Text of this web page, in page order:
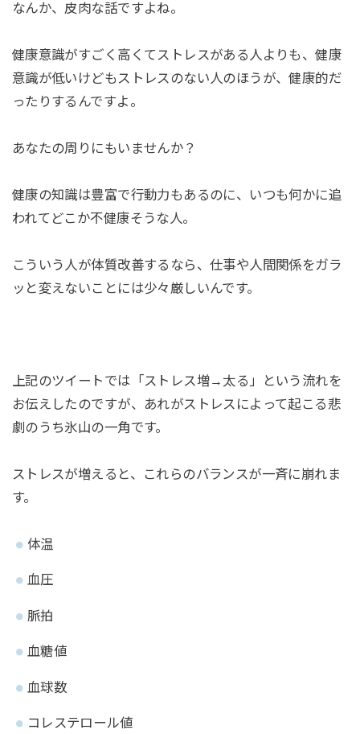
なんか、皮肉な話ですよね。
健康意識がすごく高くてストレスがある人よりも、健康
意識が低いけどもストレスのない人のほうが、健康的だ
ったりするんですよ。
あなたの周りにもいませんか？
健康の知識は豊富で行動力もあるのに、いつも何かに追
われてどこか不健康そうな人。
こういう人が体質改善するなら、仕事や人間関係をガラ
ッと変えないことには少々厳しいんです。
上記のツイートでは「ストレス増→太る」という流れを
お伝えしたのですが、あれがストレスによって起こる悲
劇のうち氷山の一角です。
ストレスが増えると、これらのバランスが一斉に崩れま
す。
体温
血圧
脈拍
血糖値
血球数
コレステロール値